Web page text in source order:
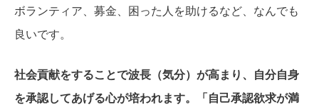
ボランティア、募金、困った人を助けるなど、なんでも
良いです。
社会貢献をすることで波長（気分）が高まり、自分自身
を承認してあげる心が培われます。「自己承認欲求が満